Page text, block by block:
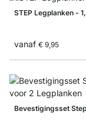
STEP Legplanken -
vanaf € 9,95
Bevestigingsset